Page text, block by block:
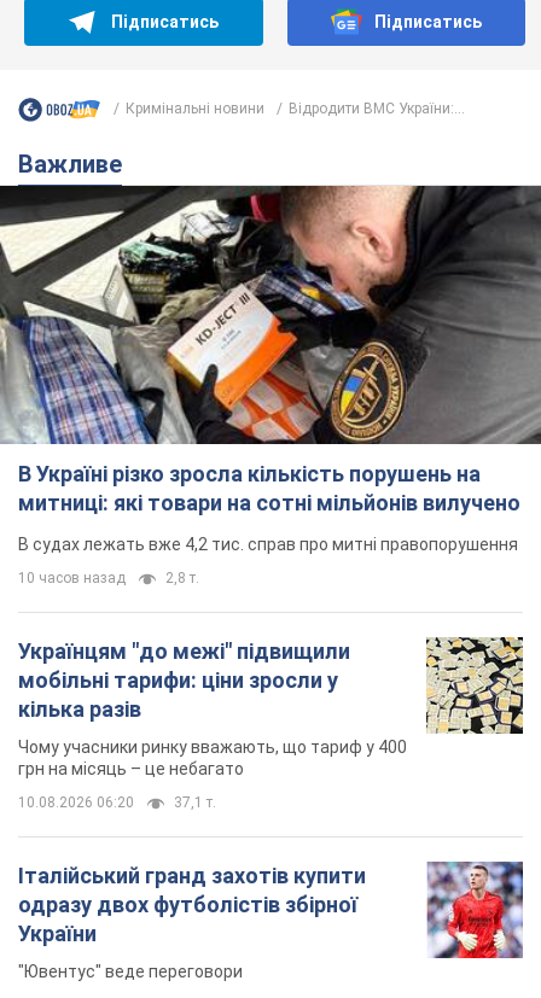
Підписатись Підписатись
Кримінальні новини Відродити ВМС України:...
Важливе
В Україні різко зросла кількість порушень на
митниці: які товари на сотні мільйонів вилучено
В судах лежать вже 4,2 тис. справ про митні правопорушення
10 часов назад 2,8 т.
Українцям "до межі" підвищили
мобільні тарифи: ціни зросли у
кілька разів
Чому учасники ринку вважають, що тариф у 400
грн на місяць – це небагато
10.08.2026 06:20 37,1 т.
Італійський гранд захотів купити
одразу двох футболістів збірної
України
"Ювентус" веде переговори